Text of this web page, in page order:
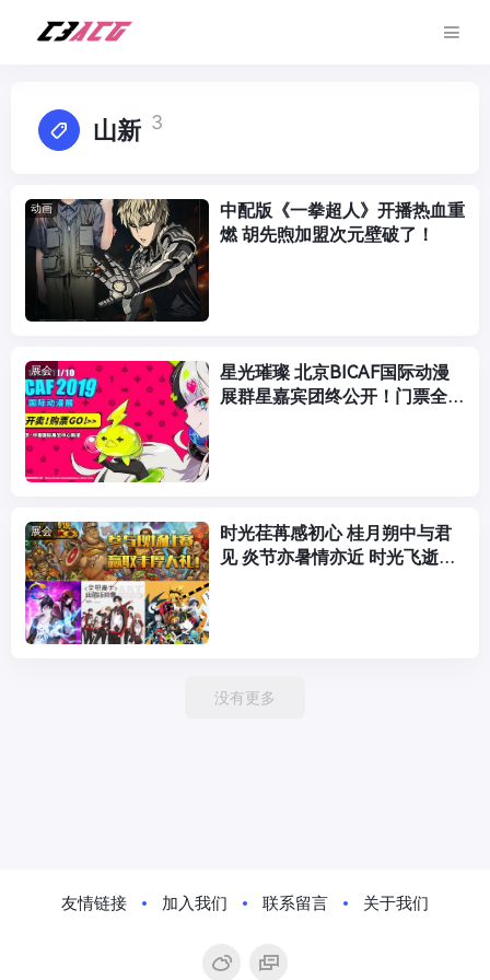
山新 3
动画
中配版《一拳超人》开播热血重
燃 胡先煦加盟次元壁破了！
展会
星光璀璨 北京BICAF国际动漫
展群星嘉宾团终公开！门票全线
展会
时光荏苒感初心 桂月朔中与君
见 炎节亦暑情亦近 时光飞逝，
没有更多
友情链接 加入我们 联系留言 关于我们